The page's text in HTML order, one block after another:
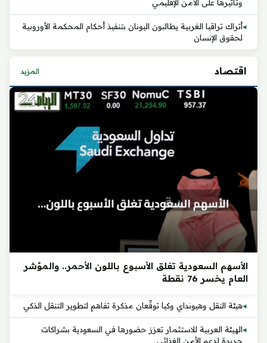
وتأثيرها على الأمن الإقليمي
أتراك تراقيا الغربية يطالبون اليونان بتنفيذ أحكام المحكمة الأوروبية
لحقوق الإنسان
اقتصاد المزيد
الأسهم السعودية تغلق الأسبوع باللون الأحمر.. والمؤشر
العام يخسر 76 نقطة
هيئة النقل وهيونداي وكيا توقّعان مذكرة تفاهم لتطوير التنقل الذكي
الهيئة العربية للاستثمار تعزز حضورها في السعودية بشراكات
جديدة لدعم الأمن الغذائي